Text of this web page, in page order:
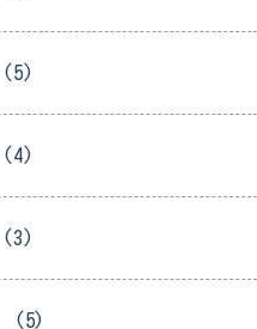
(5)
(4)
(3)
(5)